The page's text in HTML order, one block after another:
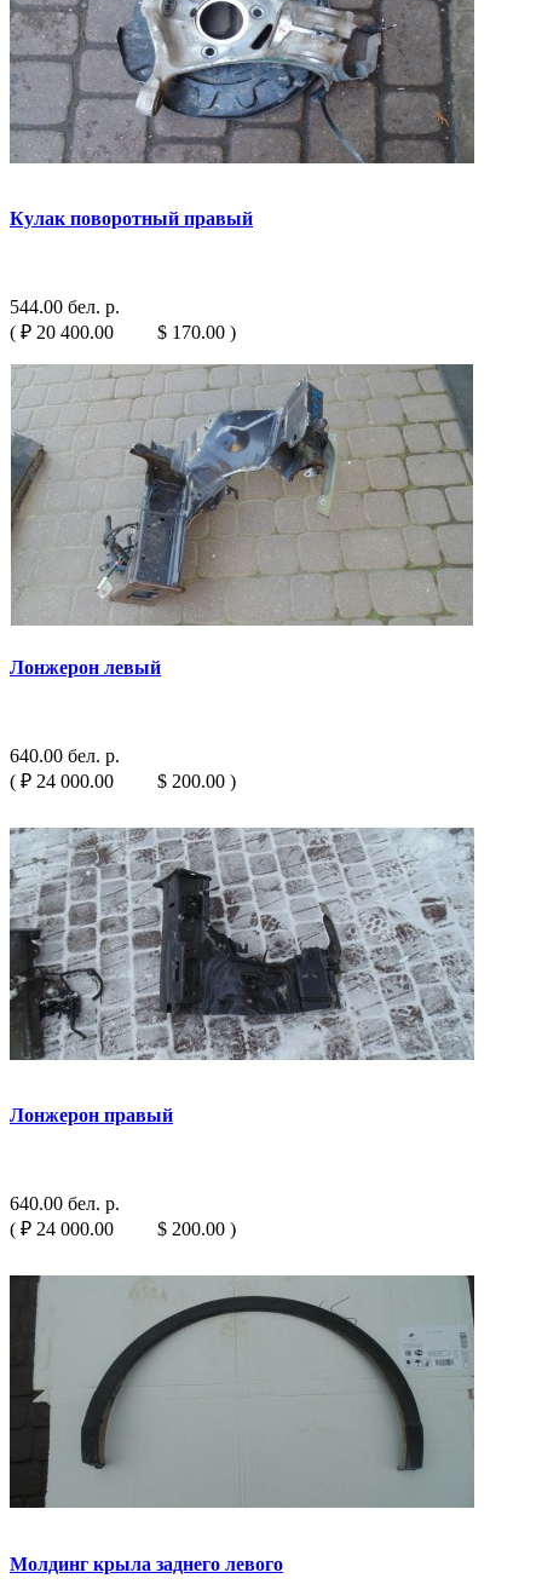
Кулак поворотный правый
544.00 бел. р.
( ₽ 20 400.00 $ 170.00 )
Лонжерон левый
640.00 бел. р.
( ₽ 24 000.00 $ 200.00 )
Лонжерон правый
640.00 бел. р.
( ₽ 24 000.00 $ 200.00 )
Молдинг крыла заднего левого